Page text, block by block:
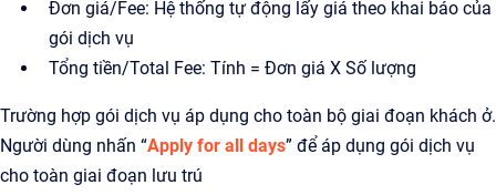
Đơn giá/Fee: Hệ thống tự động lấy giá theo khai báo của
gói dịch vụ
Tổng tiền/Total Fee: Tính = Đơn giá X Số lượng
Trường hợp gói dịch vụ áp dụng cho toàn bộ giai đoạn khách ở.
Người dùng nhấn “Apply for all days” để áp dụng gói dịch vụ
cho toàn giai đoạn lưu trú